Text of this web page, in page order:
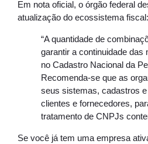
Em nota oficial, o órgão federal
atualização do ecossistema fiscal:
“A quantidade de
garantir a continuidade das
no Cadastro Nacional da
Recomenda-se que as
seus sistemas, cadastros
clientes e fornecedores,
tratamento de CNPJs
Se você já tem uma empresa